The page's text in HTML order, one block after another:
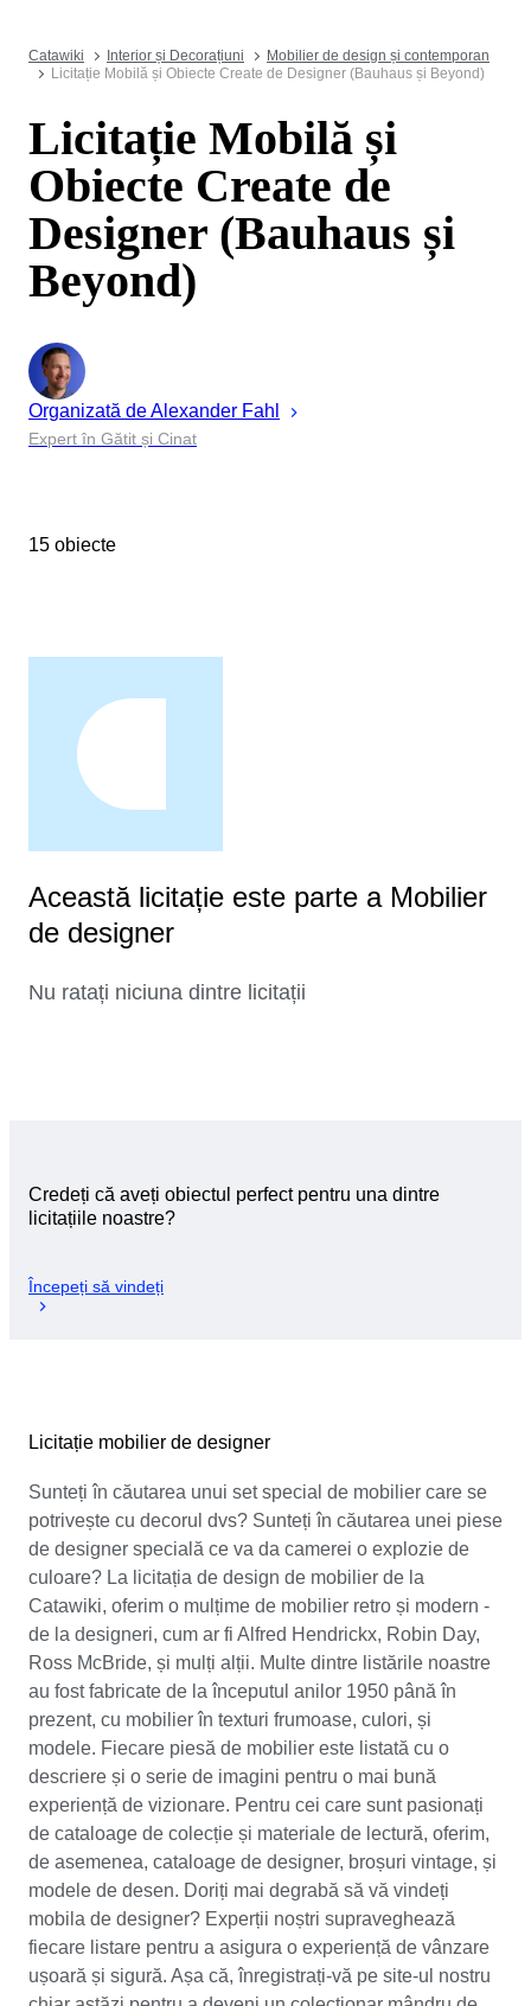
Catawiki Interior și Decorațiuni
Mobilier de design și contemporan
Licitație Mobilă și Obiecte Create de Designer (Bauhaus și Beyond)
Licitație Mobilă și
Obiecte Create de
Designer (Bauhaus și
Beyond)
Organizată deAlexander Fahl
Expert în Gătit și Cinat
15 obiecte
Această licitație este parte a Mobilier
de designer
Nu ratați niciuna dintre licitații
Credeți că aveți obiectul perfect pentru una dintre
licitațiile noastre?
Începeți să vindeți
Licitație mobilier de designer
Sunteți în căutarea unui set special de mobilier care se
potrivește cu decorul dvs? Sunteți în căutarea unei piese
de designer specială ce va da camerei o explozie de
culoare? La licitația de design de mobilier de la
Catawiki, oferim o mulțime de mobilier retro și modern -
de la designeri, cum ar fi Alfred Hendrickx, Robin Day,
Ross McBride, și mulți alții. Multe dintre listările noastre
au fost fabricate de la începutul anilor 1950 până în
prezent, cu mobilier în texturi frumoase, culori, și
modele. Fiecare piesă de mobilier este listată cu o
descriere și o serie de imagini pentru o mai bună
experiență de vizionare. Pentru cei care sunt pasionați
de cataloage de colecție și materiale de lectură, oferim,
de asemenea, cataloage de designer, broșuri vintage, și
modele de desen. Doriți mai degrabă să vă vindeți
mobila de designer? Experții noștri supraveghează
fiecare listare pentru a asigura o experiență de vânzare
ușoară și sigură. Așa că, înregistrați-vă pe site-ul nostru